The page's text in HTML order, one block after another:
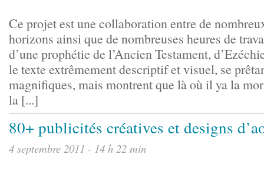
Ce projet est une collaboration entre de
horizons ainsi que de nombreuses heures de
d’une prophétie de l’Ancien Testament,
le texte extrêmement descriptif et visuel, se
magnifiques, mais montrent que là où il ya la
la [...]
80+ publicités créatives et designs
4 septembre 2011 - 14 h 22 min